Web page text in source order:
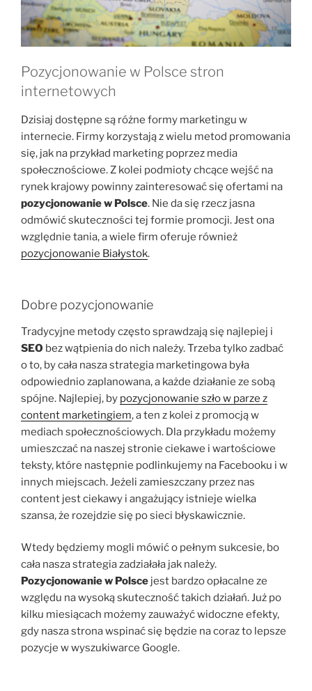
Pozycjonowanie w Polsce stron
internetowych
Dzisiaj dostępne są różne formy marketingu w
internecie. Firmy korzystają z wielu metod promowania
się, jak na przykład marketing poprzez media
społecznościowe. Z kolei podmioty chcące wejść na
rynek krajowy powinny zainteresować się ofertami na
pozycjonowanie w Polsce. Nie da się rzecz jasna
odmówić skuteczności tej formie promocji. Jest ona
względnie tania, a wiele firm oferuje również
pozycjonowanie Białystok.
Dobre pozycjonowanie
Tradycyjne metody często sprawdzają się najlepiej i
SEO bez wątpienia do nich należy. Trzeba tylko zadbać
o to, by cała nasza strategia marketingowa była
odpowiednio zaplanowana, a każde działanie ze sobą
spójne. Najlepiej, by pozycjonowanie szło w parze z
content marketingiem, a ten z kolei z promocją w
mediach społecznościowych. Dla przykładu możemy
umieszczać na naszej stronie ciekawe i wartościowe
teksty, które następnie podlinkujemy na Facebooku i w
innych miejscach. Jeżeli zamieszczany przez nas
content jest ciekawy i angażujący istnieje wielka
szansa, że rozejdzie się po sieci błyskawicznie.
Wtedy będziemy mogli mówić o pełnym sukcesie, bo
cała nasza strategia zadziałała jak należy.
Pozycjonowanie w Polsce jest bardzo opłacalne ze
względu na wysoką skuteczność takich działań. Już po
kilku miesiącach możemy zauważyć widoczne efekty,
gdy nasza strona wspinać się będzie na coraz to lepsze
pozycje w wyszukiwarce Google.